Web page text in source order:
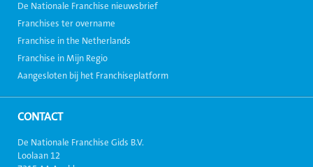
De Nationale Franchise nieuwsbrief
Franchises ter overname
Franchise in the Netherlands
Franchise in Mijn Regio
Aangesloten bij het Franchiseplatform
CONTACT
De Nationale Franchise Gids B.V.
Loolaan 12